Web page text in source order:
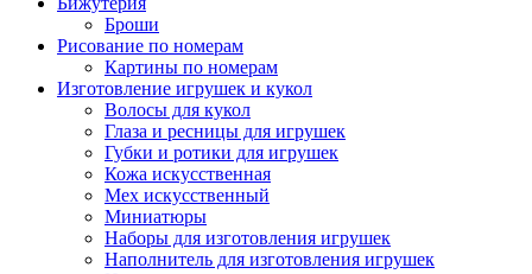
Броши
Рисование по номерам
Картины по номерам
Изготовление игрушек и кукол
Волосы для кукол
Глаза и ресницы для игрушек
Губки и ротики для игрушек
Кожа искусственная
Мех искусственный
Миниатюры
Наборы для изготовления игрушек
Наполнитель для изготовления игрушек